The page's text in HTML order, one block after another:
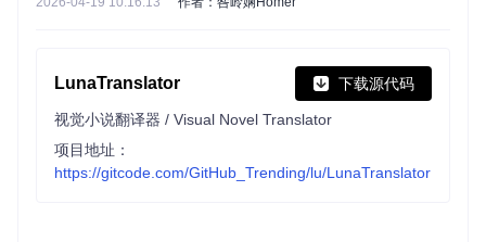
LunaTranslator 下载源代码
视觉小说翻译器 / Visual Novel Translator
项目地址：
https://gitcode.com/GitHub_Trending/lu/LunaTranslator